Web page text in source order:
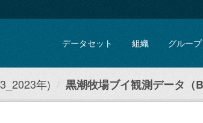
データセット 組織 グループ
年) 黒潮牧場ブイ観測データ（